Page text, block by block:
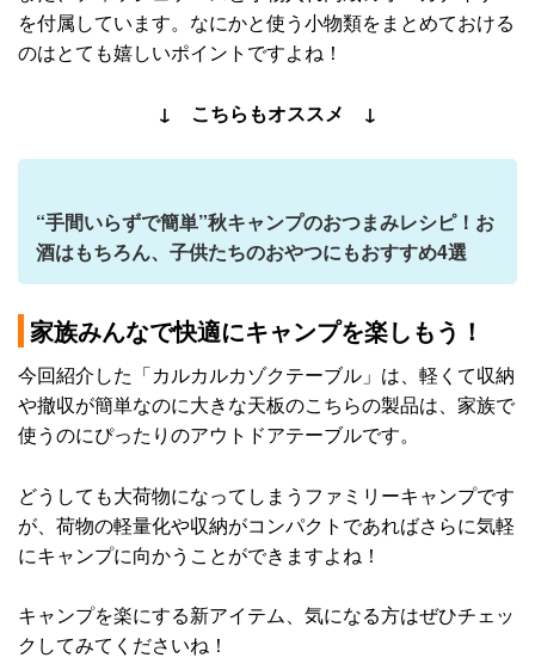
を付属しています。なにかと使う小物類をまとめておける
のはとても嬉しいポイントですよね！
↓ こちらもオススメ ↓
“手間いらずで簡単”秋キャンプのおつまみレシピ！お
酒はもちろん、子供たちのおやつにもおすすめ4選
家族みんなで快適にキャンプを楽しもう！
今回紹介した「カルカルカゾクテーブル」は、軽くて収納
や撤収が簡単なのに大きな天板のこちらの製品は、家族で
使うのにぴったりのアウトドアテーブルです。
どうしても大荷物になってしまうファミリーキャンプです
が、荷物の軽量化や収納がコンパクトであればさらに気軽
にキャンプに向かうことができますよね！
キャンプを楽にする新アイテム、気になる方はぜひチェッ
クしてみてくださいね！